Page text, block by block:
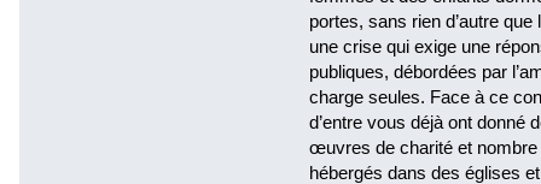
portes, sans rien d’autre
une crise qui exige une
publiques, débordées par
charge seules. Face à ce
d’entre vous déjà ont donné
œuvres de charité et
hébergés dans des églises